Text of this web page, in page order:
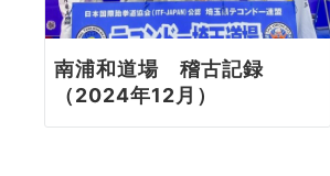
南浦和道場 稽古記録
（2024年12月）